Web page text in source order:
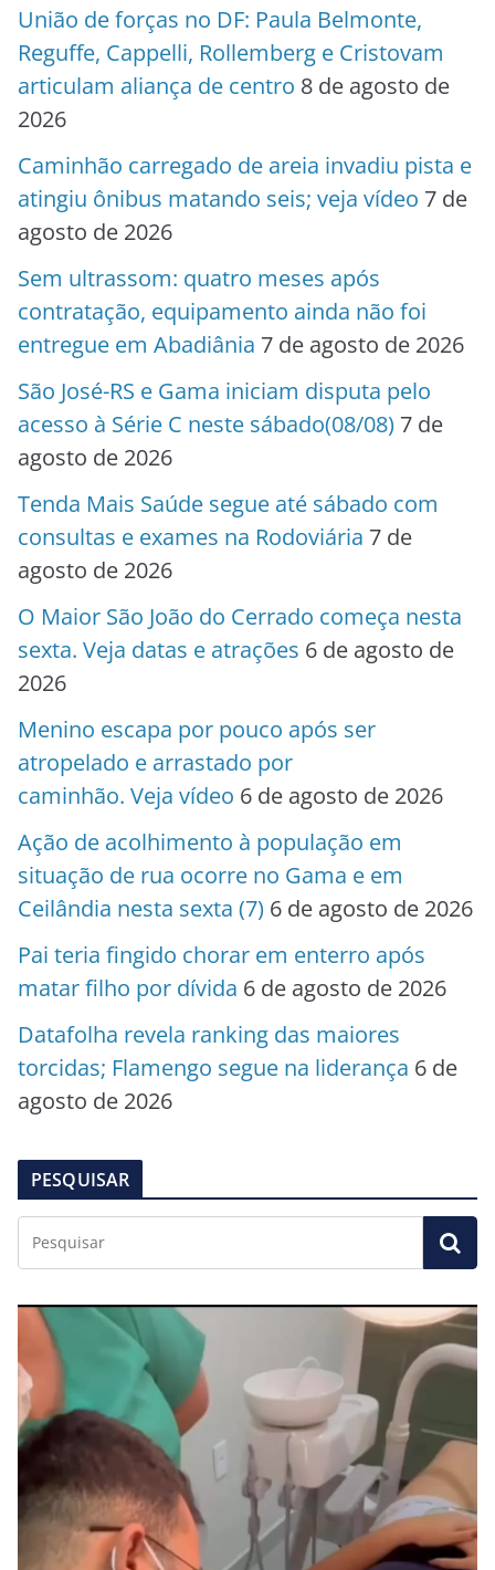
União de forças no DF: Paula Belmonte,
Reguffe, Cappelli, Rollemberg e Cristovam
articulam aliança de centro 8 de agosto de
2026
Caminhão carregado de areia invadiu pista e
atingiu ônibus matando seis; veja vídeo 7 de
agosto de 2026
Sem ultrassom: quatro meses após
contratação, equipamento ainda não foi
entregue em Abadiânia 7 de agosto de 2026
São José-RS e Gama iniciam disputa pelo
acesso à Série C neste sábado(08/08) 7 de
agosto de 2026
Tenda Mais Saúde segue até sábado com
consultas e exames na Rodoviária 7 de
agosto de 2026
O Maior São João do Cerrado começa nesta
sexta. Veja datas e atrações 6 de agosto de
2026
Menino escapa por pouco após ser
atropelado e arrastado por
caminhão. Veja vídeo 6 de agosto de 2026
Ação de acolhimento à população em
situação de rua ocorre no Gama e em
Ceilândia nesta sexta (7) 6 de agosto de 2026
Pai teria fingido chorar em enterro após
matar filho por dívida 6 de agosto de 2026
Datafolha revela ranking das maiores
torcidas; Flamengo segue na liderança 6 de
agosto de 2026
PESQUISAR